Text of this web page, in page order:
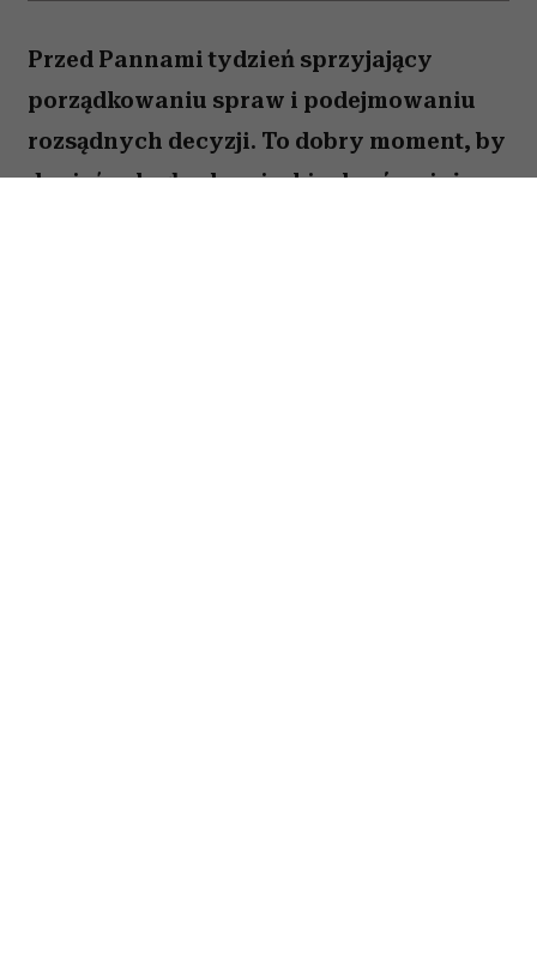
Przed Pannami tydzień sprzyjający
porządkowaniu spraw i podejmowaniu
rozsądnych decyzji. To dobry moment, by
dopiąć zaległe obowiązki, ale również